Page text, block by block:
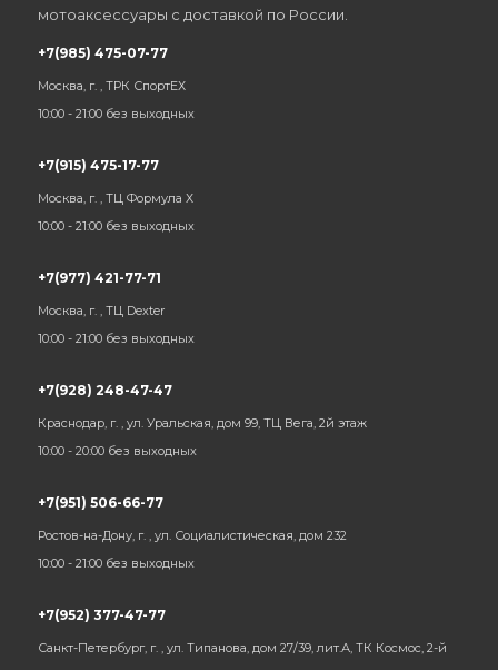
мотоаксессуары с доставкой по России.
+7(985) 475-07-77
Москва, г. , ТРК СпортЕХ
10:00 - 21:00 без выходных
+7(915) 475-17-77
Москва, г. , ТЦ Формула Х
10:00 - 21:00 без выходных
+7(977) 421-77-71
Москва, г. , ТЦ Dexter
10:00 - 21:00 без выходных
+7(928) 248-47-47
Краснодар, г. , ул. Уральская, дом 99, ТЦ Вега, 2й этаж
10:00 - 20:00 без выходных
+7(951) 506-66-77
Ростов-на-Дону, г. , ул. Социалистическая, дом 232
10:00 - 21:00 без выходных
+7(952) 377-47-77
Санкт-Петербург, г. , ул. Типанова, дом 27/39, лит.А, ТК Космос, 2-й